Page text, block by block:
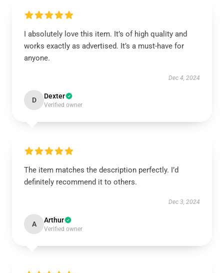
I absolutely love this item. It’s of high quality and
works exactly as advertised. It’s a must-have for
anyone.
Dec 4, 2024
D Dexter
Verified owner
The item matches the description perfectly. I’d
definitely recommend it to others.
Dec 3, 2024
A Arthur
Verified owner